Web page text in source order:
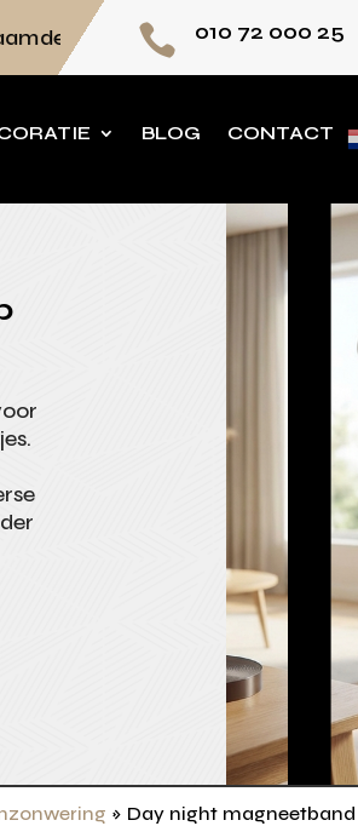
op maat Persoonlijk
 010 72 000 25
BLOG CONTACT
» Day night magneetband